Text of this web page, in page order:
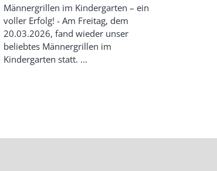
Männergrillen im Kindergarten – ein
voller Erfolg! - Am Freitag, dem
20.03.2026, fand wieder unser
beliebtes Männergrillen im
Kindergarten statt. ...